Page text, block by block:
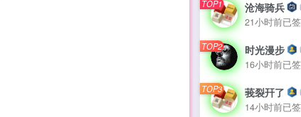
TOP1 沧海骑兵
21小时前已
TOP2 时光漫步
16小时前已
TOP3 莪裂幵了
14小时前已